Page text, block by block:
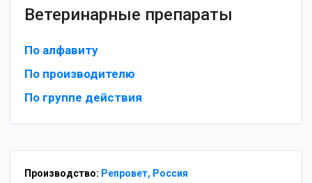
Ветеринарные препараты
По алфавиту
По производителю
По группе действия
Производство: Репровет, Россия